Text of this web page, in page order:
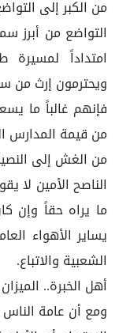
من الكبر إلى
التواضع من أبرز
امتداداً لمسيرة
ويحترمون إرث من
فإنهم غالباً ما
من قيمة المدارس
من الغش إلى
الناصح الأمين لا
ما يراه حقاً وإن
يساير الأهواء
الشعبية والاتباع.
أهل الخبرة..
ومع أن عامة الناس